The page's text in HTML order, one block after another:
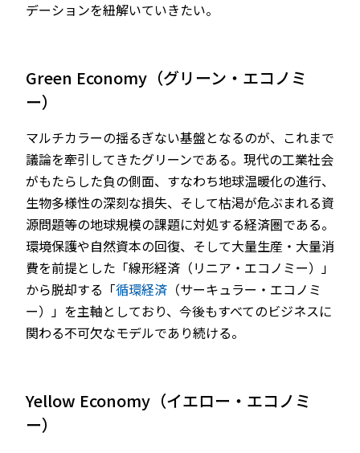
デーションを紐解いていきたい。
Green Economy（グリーン・エコノミ
ー）
マルチカラーの揺るぎない基盤となるのが、これまで
議論を牽引してきたグリーンである。現代の工業社会
がもたらした負の側面、すなわち地球温暖化の進行、
生物多様性の深刻な損失、そして枯渇が危ぶまれる資
源問題等の地球規模の課題に対処する経済圏である。
環境保護や自然資本の回復、そして大量生産・大量消
費を前提とした「線形経済（リニア・エコノミー）」
から脱却する「循環経済 （サーキュラー・エコノミ
ー）」を主軸としており、今後もすべてのビジネスに
関わる不可欠なモデルであり続ける。
Yellow Economy（イエロー・エコノミ
ー）